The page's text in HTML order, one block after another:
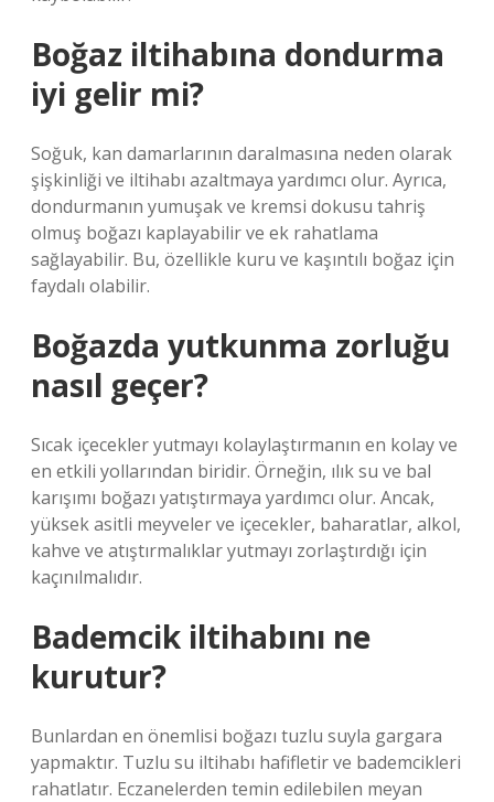
Boğaz iltihabına dondurma
iyi gelir mi?
Soğuk, kan damarlarının daralmasına neden olarak
şişkinliği ve iltihabı azaltmaya yardımcı olur. Ayrıca,
dondurmanın yumuşak ve kremsi dokusu tahriş
olmuş boğazı kaplayabilir ve ek rahatlama
sağlayabilir. Bu, özellikle kuru ve kaşıntılı boğaz için
faydalı olabilir.
Boğazda yutkunma zorluğu
nasıl geçer?
Sıcak içecekler yutmayı kolaylaştırmanın en kolay ve
en etkili yollarından biridir. Örneğin, ılık su ve bal
karışımı boğazı yatıştırmaya yardımcı olur. Ancak,
yüksek asitli meyveler ve içecekler, baharatlar, alkol,
kahve ve atıştırmalıklar yutmayı zorlaştırdığı için
kaçınılmalıdır.
Bademcik iltihabını ne
kurutur?
Bunlardan en önemlisi boğazı tuzlu suyla gargara
yapmaktır. Tuzlu su iltihabı hafifletir ve bademcikleri
rahatlatır. Eczanelerden temin edilebilen meyan